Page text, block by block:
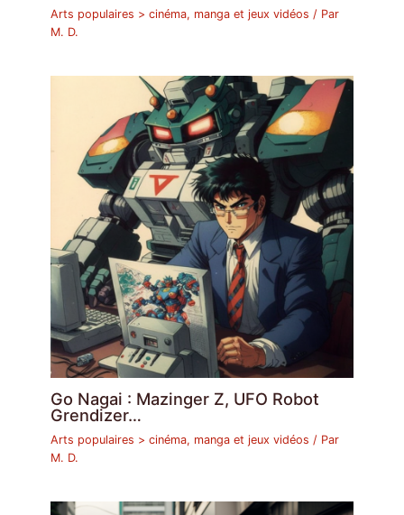
Arts populaires > cinéma, manga et jeux vidéos / Par
M. D.
Go Nagai : Mazinger Z, UFO Robot
Grendizer…
Arts populaires > cinéma, manga et jeux vidéos / Par
M. D.